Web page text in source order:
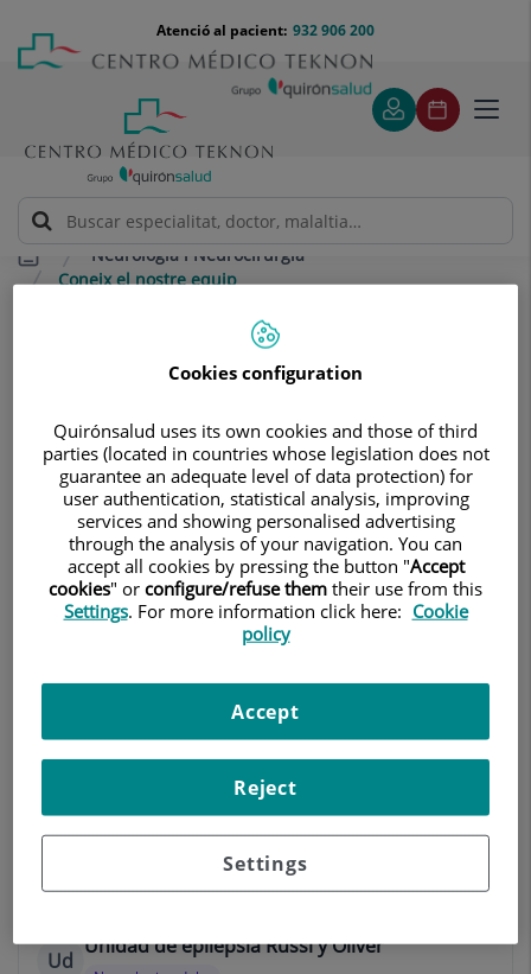
contingut
Menú
teléfono
cabecera
932 906 200
Atenció al pacient:
Neurologia i Neurocirurgia
Coneix el nostre equip
Coneix el nostre equip
Comptem amb un equip
especialistes en Neurologia i
Neurocirurgia. El valor diferencial es
troba en els professionals que els
integren.
Centro Médico Teknon
Whatsapp 639 990
Ud
Unidad de epilepsia Russi y Oliver
Cookies configuration
Quirónsalud uses its own cookies and those of third
parties (located in countries whose legislation does not
guarantee an adequate level of data protection) for
user authentication, statistical analysis, improving
services and showing personalised advertising
through the analysis of your navigation. You can
accept all cookies by pressing the button "Accept
cookies" or configure/refuse them their use from this
Settings. For more information click here: Cookie
policy
Settings
Reject
Accept